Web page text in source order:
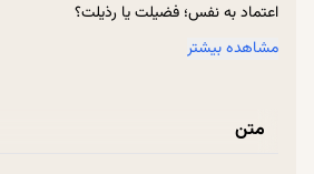
اعتماد به نفس؛ فضیلت یا رذیلت؟
خاطرت باید از چه کسی جمع باشد؟
توکل یعنی: همه فالوورها رو از ذهنت بیرون کن.
مشاهده بیشتر
متن